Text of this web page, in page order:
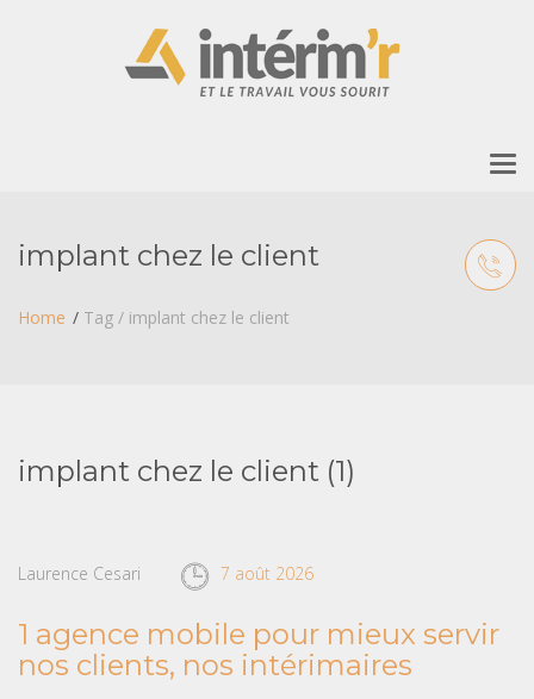
implant chez le client
Home Tag / implant chez le client
implant chez le client (1)
Laurence Cesari 7 août 2026
1 agence mobile pour mieux servir
nos clients, nos intérimaires